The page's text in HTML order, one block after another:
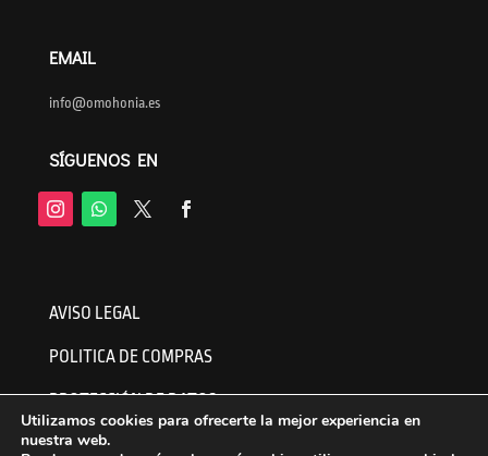
EMAIL
info@omohonia.es
SÍGUENOS EN
AVISO LEGAL
POLITICA DE COMPRAS
PROTECCIÓN DE DATOS
Utilizamos cookies para ofrecerte la mejor experiencia en
nuestra web.